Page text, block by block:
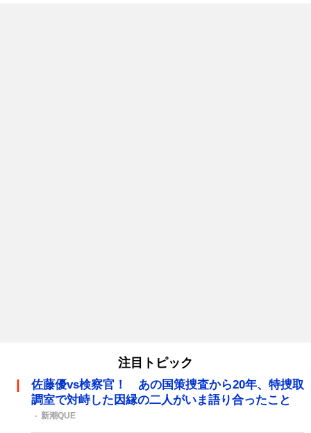
注目トピック
佐藤優vs検察官！ あの国策捜査から20年、特捜取
調室で対峙した因縁の二人がいま語り合ったこと
新潮QUE